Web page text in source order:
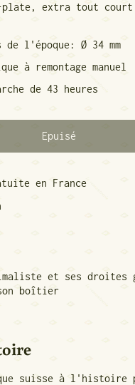
plate, extra tout court
de l'époque: Ø 34 mm
à remontage manuel
de 43 heures
Epuisé
en France
et ses droites
de son
suisse à l'histoire